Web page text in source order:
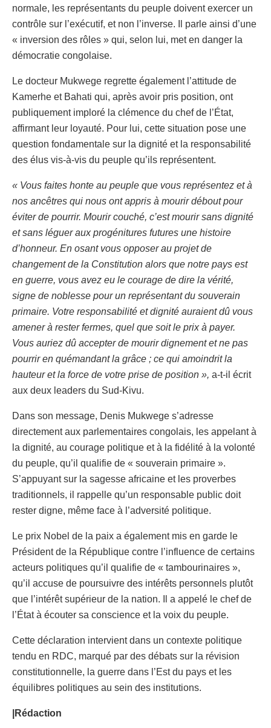
normale, les représentants du peuple doivent exercer un
contrôle sur l’exécutif, et non l’inverse. Il parle ainsi d’une
« inversion des rôles » qui, selon lui, met en danger la
démocratie congolaise.
Le docteur Mukwege regrette également l’attitude de
Kamerhe et Bahati qui, après avoir pris position, ont
publiquement imploré la clémence du chef de l’État,
affirmant leur loyauté. Pour lui, cette situation pose une
question fondamentale sur la dignité et la responsabilité
des élus vis-à-vis du peuple qu’ils représentent.
« Vous faites honte au peuple que vous représentez et à
nos ancêtres qui nous ont appris à mourir débout pour
éviter de pourrir. Mourir couché, c’est mourir sans dignité
et sans léguer aux progénitures futures une histoire
d’honneur. En osant vous opposer au projet de
changement de la Constitution alors que notre pays est
en guerre, vous avez eu le courage de dire la vérité,
signe de noblesse pour un représentant du souverain
primaire. Votre responsabilité et dignité auraient dû vous
amener à rester fermes, quel que soit le prix à payer.
Vous auriez dû accepter de mourir dignement et ne pas
pourrir en quémandant la grâce ; ce qui amoindrit la
hauteur et la force de votre prise de position », a-t-il écrit
aux deux leaders du Sud-Kivu.
Dans son message, Denis Mukwege s’adresse
directement aux parlementaires congolais, les appelant à
la dignité, au courage politique et à la fidélité à la volonté
du peuple, qu’il qualifie de « souverain primaire ».
S’appuyant sur la sagesse africaine et les proverbes
traditionnels, il rappelle qu’un responsable public doit
rester digne, même face à l’adversité politique.
Le prix Nobel de la paix a également mis en garde le
Président de la République contre l’influence de certains
acteurs politiques qu’il qualifie de « tambourinaires »,
qu’il accuse de poursuivre des intérêts personnels plutôt
que l’intérêt supérieur de la nation. Il a appelé le chef de
l’État à écouter sa conscience et la voix du peuple.
Cette déclaration intervient dans un contexte politique
tendu en RDC, marqué par des débats sur la révision
constitutionnelle, la guerre dans l’Est du pays et les
équilibres politiques au sein des institutions.
|Rédaction